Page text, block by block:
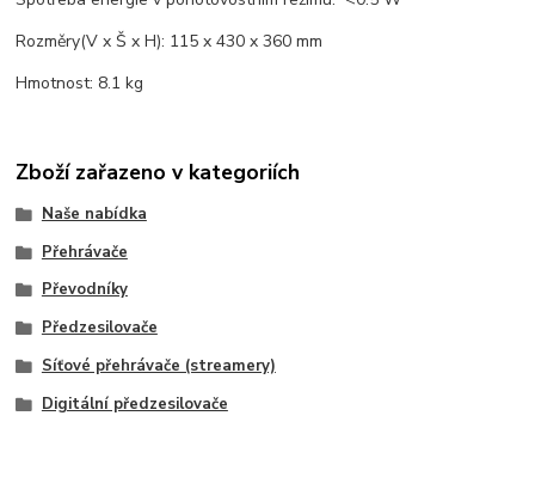
Rozměry(V x Š x H): 115 x 430 x 360 mm
Hmotnost: 8.1 kg
Zboží zařazeno v kategoriích
Naše nabídka
Přehrávače
Převodníky
Předzesilovače
Síťové přehrávače (streamery)
Digitální předzesilovače